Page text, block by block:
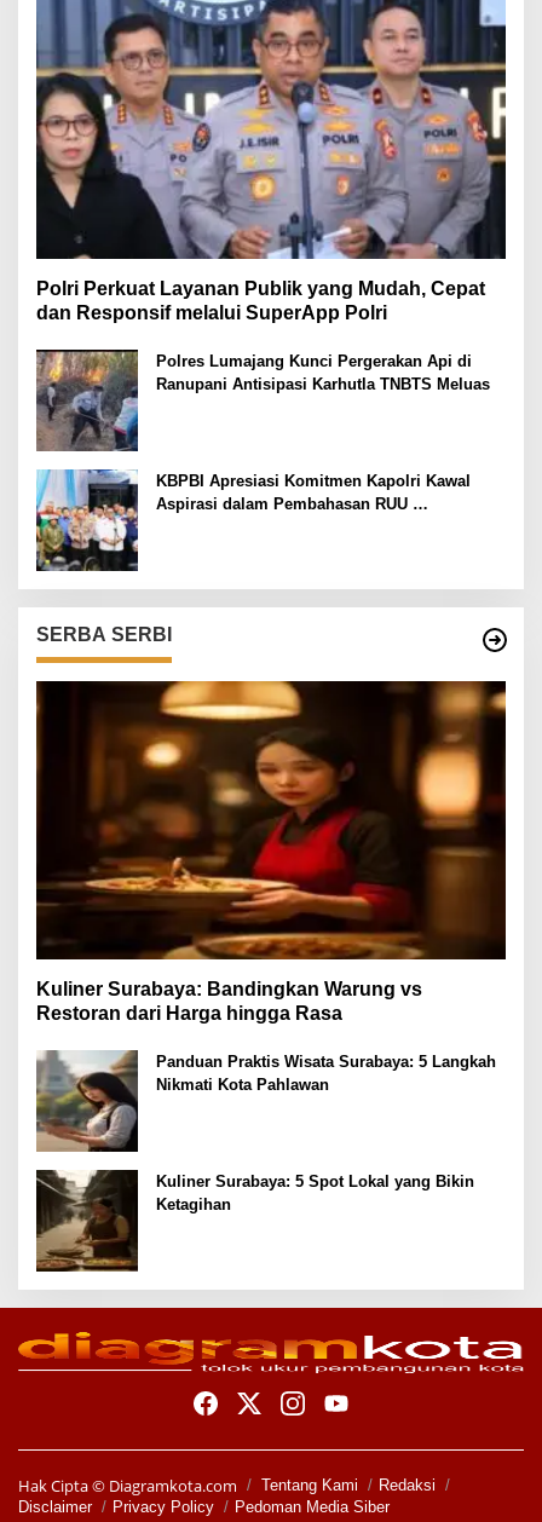
Polri Perkuat Layanan Publik yang Mudah, Cepat
dan Responsif melalui SuperApp Polri
Polres Lumajang Kunci Pergerakan Api di
Ranupani Antisipasi Karhutla TNBTS Meluas
KBPBI Apresiasi Komitmen Kapolri Kawal
Aspirasi dalam Pembahasan RUU
SERBA SERBI
Kuliner Surabaya: Bandingkan Warung vs
Restoran dari Harga hingga Rasa
Panduan Praktis Wisata Surabaya: 5 Langkah
Nikmati Kota Pahlawan
Kuliner Surabaya: 5 Spot Lokal yang Bikin
Ketagihan
Hak Cipta © Diagramkota.com Tentang Kami
Redaksi
Disclaimer
Privacy Policy Pedoman Media Siber